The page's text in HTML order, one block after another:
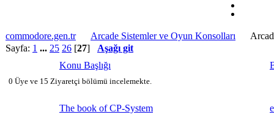
commodore.gen.tr Arcade Sistemler ve Oyun Konsolları
Sayfa: 1 ... 25 26 [27] Aşağı git
Konu Başlığı
0 Üye ve 15 Ziyaretçi bölümü incelemekte.
The book of CP-System